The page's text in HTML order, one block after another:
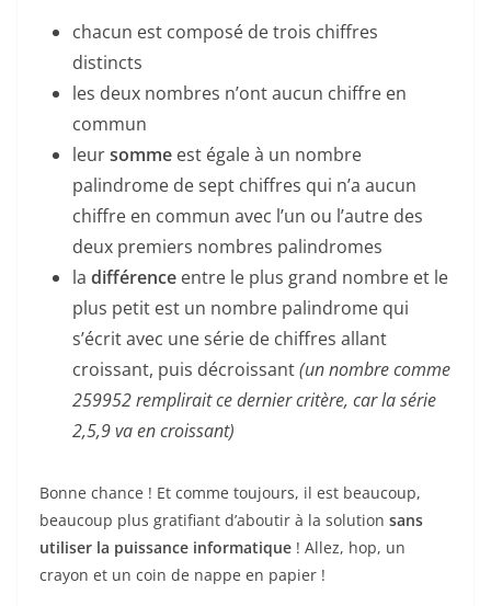
chacun est composé de trois chiffres
distincts
les deux nombres n’ont aucun chiffre en
commun
leursomme est égale à un nombre
palindrome de sept chiffres qui n’a aucun
chiffre en commun avec l’un ou l’autre des
deux premiers nombres palindromes
la différence entre le plus grand nombre et le
plus petit est un nombre palindrome qui
s’écrit avec une série de chiffres allant
croissant, puis décroissant(un nombre comme
259952 remplirait ce dernier critère, car la série
2,5,9 va en croissant)
Bonne chance ! Et comme toujours, il est beaucoup,
beaucoup plus gratifiant d’aboutir à la solution sans
utiliser la puissance informatique ! Allez, hop, un
crayon et un coin de nappe en papier !